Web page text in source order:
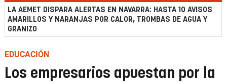
LA AEMET DISPARA ALERTAS EN NAVARRA: HASTA 10 AVISOS
AMARILLOS Y NARANJAS POR CALOR, TROMBAS DE AGUA Y
GRANIZO
EDUCACIÓN
Los empresarios apuestan por la